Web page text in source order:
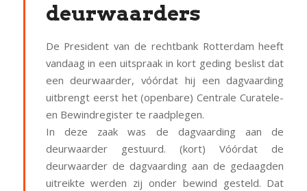
deurwaarders
De President van de rechtbank Rotterdam heeft
vandaag in een uitspraak in kort geding beslist dat
een deurwaarder, vóórdat hij een dagvaarding
uitbrengt eerst het (openbare) Centrale Curatele-
en Bewindregister te raadplegen.
In deze zaak was de dagvaarding aan de
deurwaarder gestuurd. (kort) Vóórdat de
deurwaarder de dagvaarding aan de gedaagden
uitreikte werden zij onder bewind gesteld. Dat